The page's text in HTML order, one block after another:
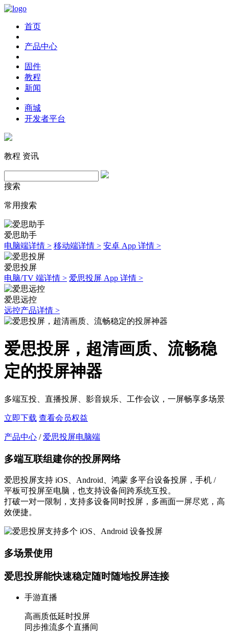
首页
产品中心
固件
教程
新闻
商城
开发者平台
教程 资讯
搜索
常用搜索
爱思助手
电脑端详情 > 移动端详情 > 安卓 App 详情 >
爱思投屏
电脑/TV 端详情 > 爱思投屏 App 详情 >
爱思远控
远控产品详情 >
爱思投屏，超清画质、流畅稳
定的投屏神器
多端互投、直播投屏、影音娱乐、工作会议，一屏畅享多场景
立即下载 查看会员权益
产品中心 / 爱思投屏电脑端
多端互联组建你的投屏网络
爱思投屏支持 iOS、Android、鸿蒙 多平台设备投屏，手机 /
平板可投屏至电脑，也支持设备间跨系统互投。
打破一对一限制，支持多设备同时投屏，多画面一屏尽览，高
效便捷。
多场景使用
爱思投屏能快速稳定随时随地投屏连接
手游直播
高画质低延时投屏
同步推流多个直播间